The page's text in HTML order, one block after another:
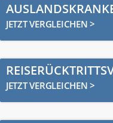
JETZT VERGLEICHEN >
JETZT VERGLEICHEN >